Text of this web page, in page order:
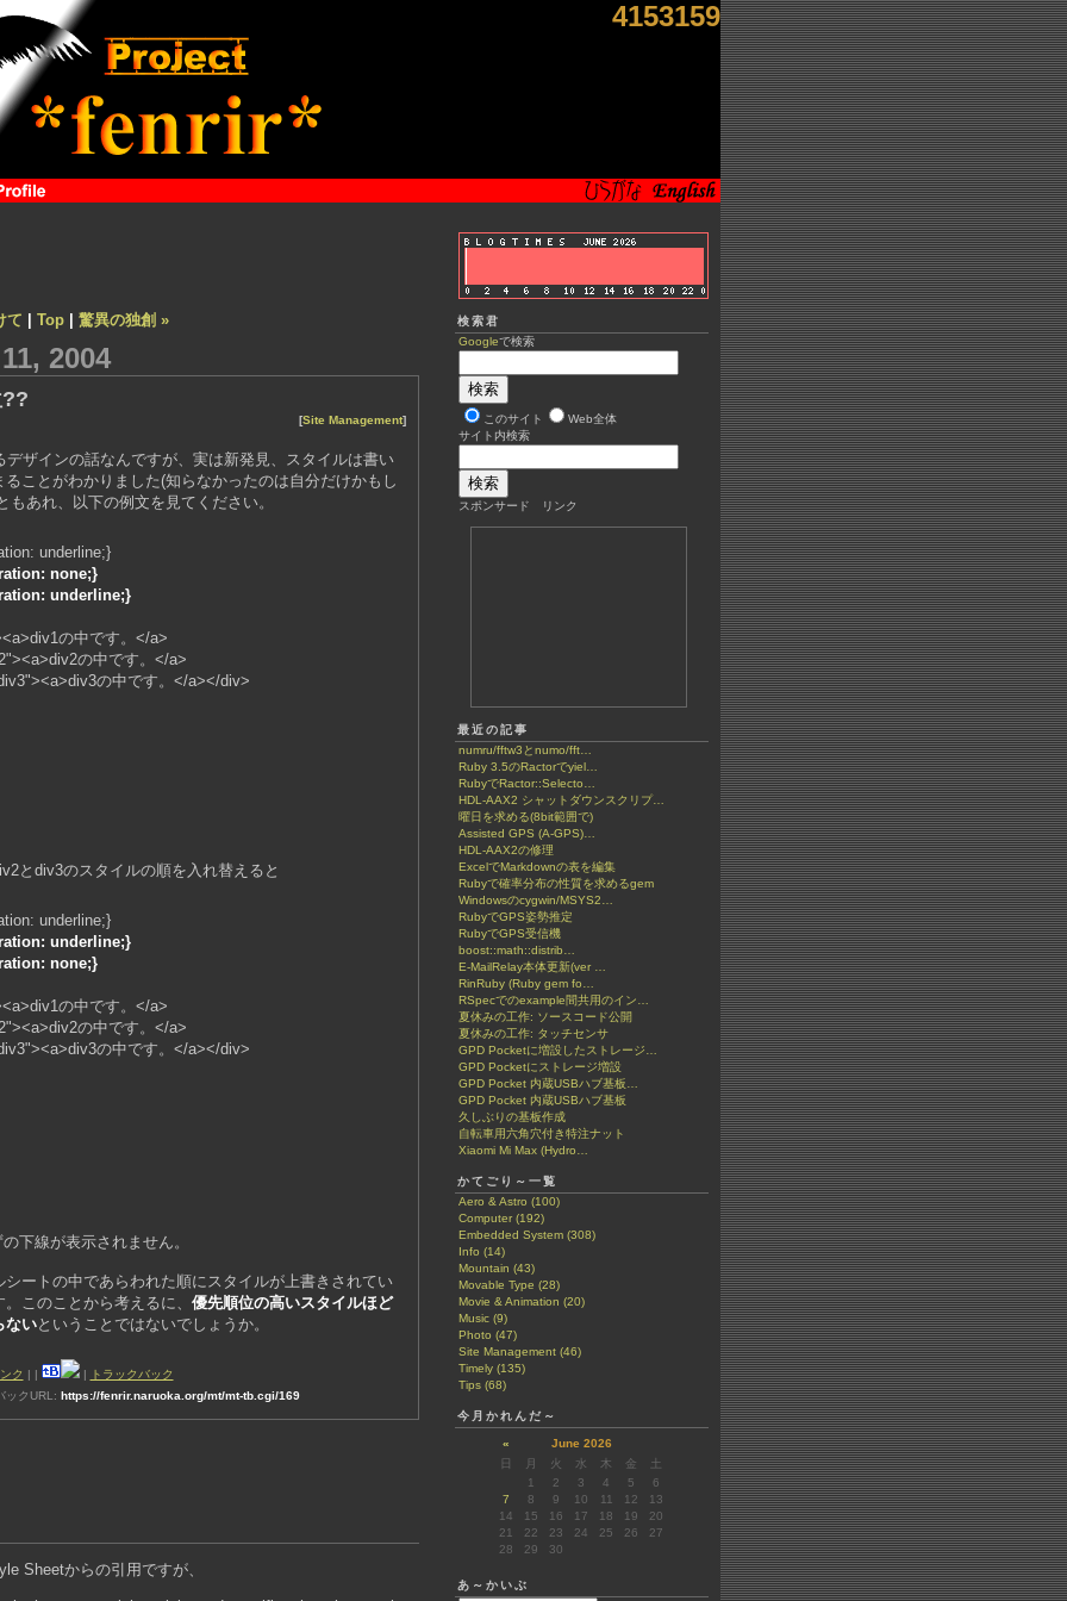
4153159
て Top| 驚異の独創 »
2004
[Site Management]
デザインの話なんですが、実は新発見、スタイルは書い
ことがわかりました(知らなかったのは自分だけかもし
あれ、以下の例文を見てください。
underline;}
none;}
underline;}
の中です。</a>
の中です。</a>
の中です。</a></div>
とdiv3のスタイルの順を入れ替えると
underline;}
underline;}
none;}
の中です。</a>
の中です。</a>
の中です。</a></div>
下線が表示されません。
ートの中であらわれた順にスタイルが上書きされてい
このことから考えるに、 優先順位の高いスタイルほど
ないということではないでしょうか。
ク | | |
トラックバック
ックURL: https://fenrir.naruoka.org/mt/mt-tb.cgi/169
Sheetからの引用ですが、
検索君
Googleで検索
このサイト
Web全体
サイト内検索
スポンサード リンク
最近の記事
numru/fftw3とnumo/fft…
Ruby 3.5のRactorでyiel…
RubyでRactor::Selecto…
HDL-AAX2 シャットダウンスクリプ…
曜日を求める(8bit範囲で)
Assisted GPS (A-GPS)…
HDL-AAX2の修理
ExcelでMarkdownの表を編集
Rubyで確率分布の性質を求めるgem
Windowsのcygwin/MSYS2…
RubyでGPS姿勢推定
RubyでGPS受信機
boost::math::distrib…
E-MailRelay本体更新(ver …
RinRuby (Ruby gem fo…
RSpecでのexample間共用のイン…
夏休みの工作: ソースコード公開
夏休みの工作: タッチセンサ
GPD Pocketに増設したストレージ…
GPD Pocketにストレージ増設
GPD Pocket 内蔵USBハブ基板…
GPD Pocket 内蔵USBハブ基板
久しぶりの基板作成
自転車用六角穴付き特注ナット
Xiaomi Mi Max (Hydro…
かてごり～一覧
Aero & Astro (100)
Computer (192)
Embedded System (308)
Info (14)
Mountain (43)
Movable Type (28)
Movie & Animation (20)
Music (9)
Photo (47)
Site Management (46)
Timely (135)
Tips (68)
今月かれんだ～
«
June 2026
日
月 火 水 木 金
土
1
2 3 4 5
6
7
8 9 10 11 12
13
14
15 16 17 18 19
20
21
22 23 24 25 26
27
28
29 30
あ～かいぶ